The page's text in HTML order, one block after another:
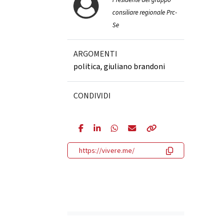
consiliare regionale Prc-
Se
ARGOMENTI
politica,giuliano brandoni
CONDIVIDI
https://vivere.me/